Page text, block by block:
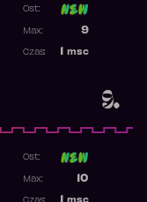
9.
Ost:
9
Max:
msc
Czas:
Ost:
10
Max:
msc
Czas: